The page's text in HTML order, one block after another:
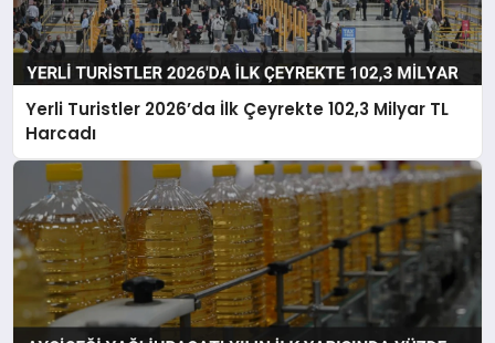
Yerli Turistler 2026’da İlk Çeyrekte 102,3 Milyar TL
Harcadı